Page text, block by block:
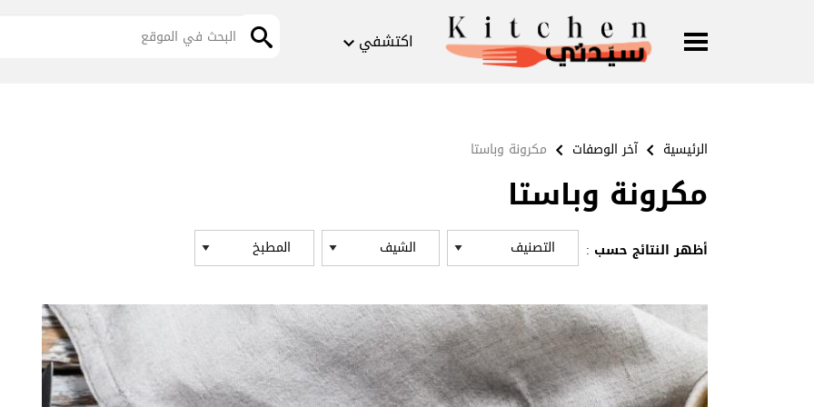
اكتشفي
الرئيسية آخر الوصفات مكرونة وباستا
مكرونة وباستا
أظهر النتائج حسب :